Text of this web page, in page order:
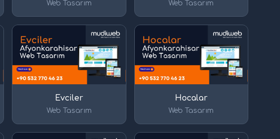
Web Tasarım Web Tasarım
Evciler
Web Tasarım
Hocalar
Web Tasarım